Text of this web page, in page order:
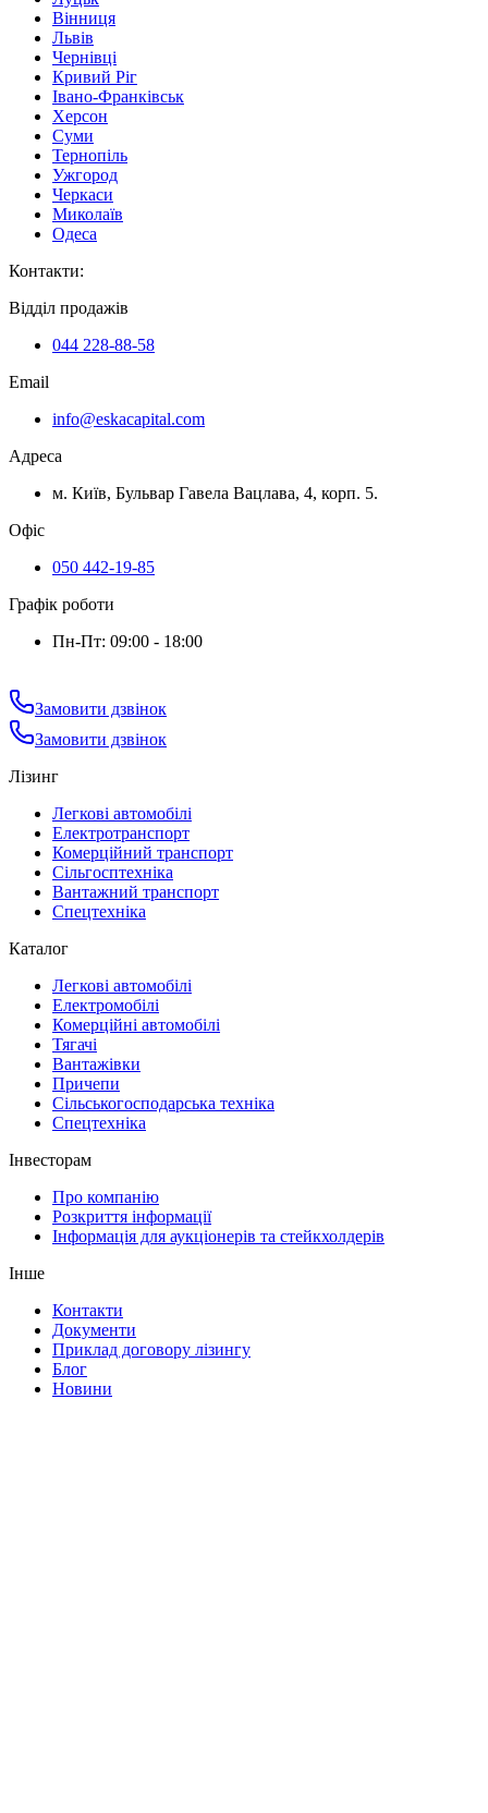
Вінниця
Львів
Чернівці
Кривий Ріг
Івано-Франківськ
Херсон
Суми
Тернопіль
Ужгород
Черкаси
Миколаїв
Одеса
Контакти:
Відділ продажів
044 228-88-58
Email
info@eskacapital.com
Адреса
м. Київ, Бульвар Гавела Вацлава, 4, корп. 5.
Офіс
050 442-19-85
Графік роботи
Пн-Пт: 09:00 - 18:00
Замовити дзвінок
Замовити дзвінок
Лізинг
Легкові автомобілі
Електротранспорт
Комерційний транспорт
Сільгосптехніка
Вантажний транспорт
Спецтехніка
Каталог
Легкові автомобілі
Електромобілі
Комерційні автомобілі
Тягачі
Вантажівки
Причепи
Сільськогосподарська техніка
Спецтехніка
Інвесторам
Про компанію
Розкриття інформації
Інформація для аукціонерів та стейкхолдерів
Інше
Контакти
Документи
Приклад договору лізингу
Блог
Новини